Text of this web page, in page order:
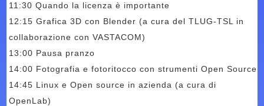
11:30 Quando la licenza è importante
12:15 Grafica 3D con Blender (a cura del TLUG-TSL in
collaborazione con VASTACOM)
13:00 Pausa pranzo
14:00 Fotografia e fotoritocco con strumenti Open Source
14:45 Linux e Open source in azienda (a cura di
OpenLab)